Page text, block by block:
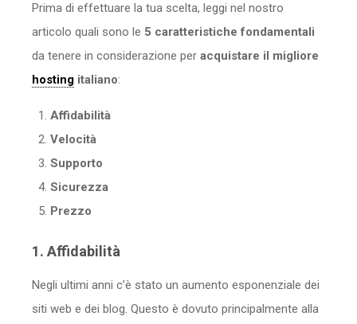
Prima di effettuare la tua scelta, leggi nel nostro
articolo quali sono le 5 caratteristiche fondamentali
da tenere in considerazione per acquistare il migliore
hosting italiano:
Affidabilità
Velocità
Supporto
Sicurezza
Prezzo
1. Affidabilità
Negli ultimi anni c’è stato un aumento esponenziale dei
siti web e dei blog. Questo è dovuto principalmente alla